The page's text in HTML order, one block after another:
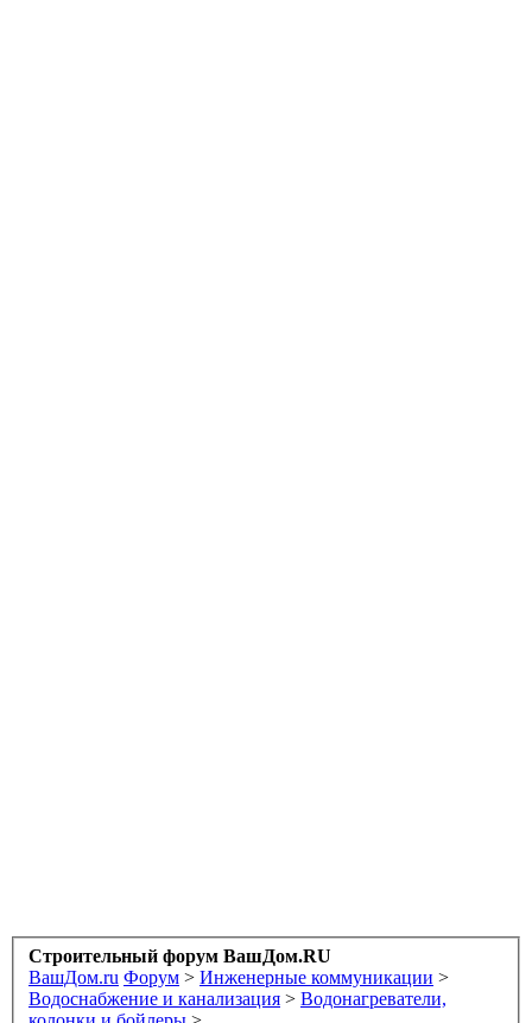
Строительный форум ВашДом.RU
ВашДом.ru Форум > Инженерные коммуникации >
Водоснабжение и канализация > Водонагреватели,